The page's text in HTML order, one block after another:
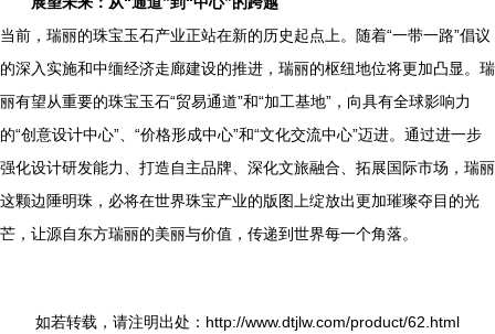
当前，瑞丽的珠宝玉石产业正站在新的历史起点上。随着“一带一路”倡议
的深入实施和中缅经济走廊建设的推进，瑞丽的枢纽地位将更加凸显。瑞
丽有望从重要的珠宝玉石“贸易通道”和“加工基地”，向具有全球影响力
的“创意设计中心”、“价格形成中心”和“文化交流中心”迈进。通过进一步
强化设计研发能力、打造自主品牌、深化文旅融合、拓展国际市场，瑞丽
这颗边陲明珠，必将在世界珠宝产业的版图上绽放出更加璀璨夺目的光
芒，让源自东方瑞丽的美丽与价值，传递到世界每一个角落。
如若转载，请注明出处：http://www.dtjlw.com/product/62.html